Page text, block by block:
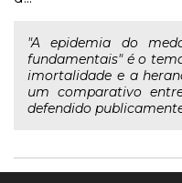
"A epidemia do
fundamentais" é o
imortalidade e a
um comparativo
defendido